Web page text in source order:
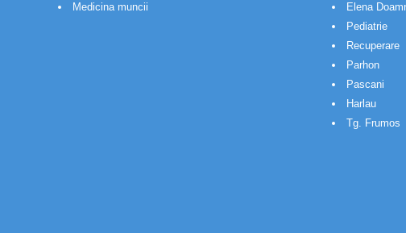
Medicina muncii
Elena
Pediatrie
Recuperare
Parhon
Pascani
Harlau
Tg. Frumos